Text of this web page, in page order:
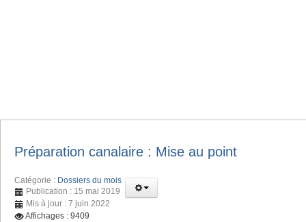
Préparation canalaire : Mise au point
Catégorie : Dossiers du mois
Publication : 15 mai 2019
Mis à jour : 7 juin 2022
Affichages : 9409